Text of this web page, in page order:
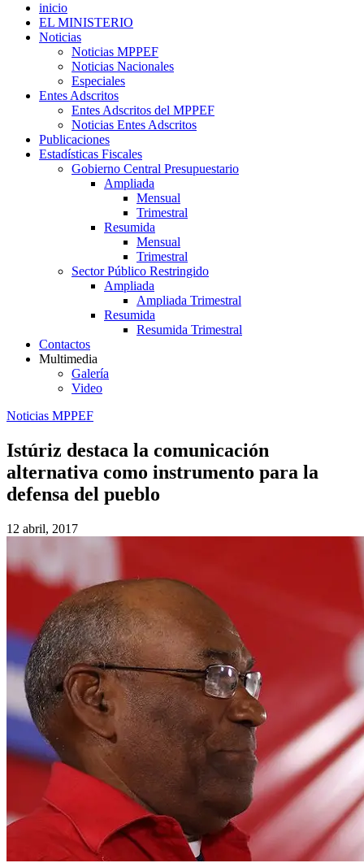
inicio
EL MINISTERIO
Noticias
Noticias MPPEF
Noticias Nacionales
Especiales
Entes Adscritos
Entes Adscritos del MPPEF
Noticias Entes Adscritos
Publicaciones
Estadísticas Fiscales
Gobierno Central Presupuestario
Ampliada
Mensual
Trimestral
Resumida
Mensual
Trimestral
Sector Público Restringido
Ampliada
Ampliada Trimestral
Resumida
Resumida Trimestral
Contactos
Multimedia
Galería
Video
Noticias MPPEF
Istúriz destaca la comunicación
alternativa como instrumento para la
defensa del pueblo
12 abril, 2017